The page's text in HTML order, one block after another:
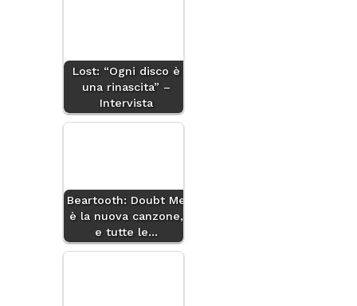
Lost: “Ogni disco è
una rinascita” –
Intervista
Beartooth: Doubt Me
è la nuova canzone,
e tutte le…